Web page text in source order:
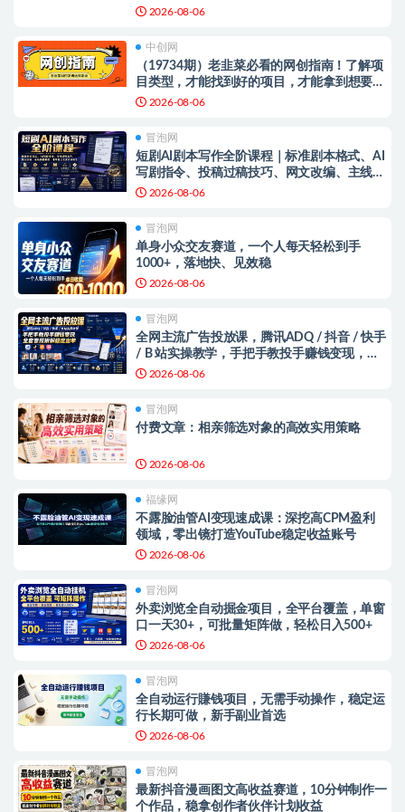
零风险长期做
2026-08-06
中创网
（19734期）老韭菜必看的网创指南！了解项
目类型，才能找到好的项目，才能拿到想要的
结果2026-08-06
冒泡网
短剧AI剧本写作全阶课程｜标准剧本格式、AI
写剧指令、投稿过稿技巧、网文改编、主线剧
情把控、审稿避坑全套实操教学
2026-08-06
冒泡网
单身小众交友赛道，一个人每天轻松到手
1000+，落地快、见效稳
2026-08-06
冒泡网
全网主流广告投放课，腾讯ADQ / 抖音 / 快手
/ B 站实操教学，手把手教投手赚钱变现，全
套变现拆解稳定出单
2026-08-06
冒泡网
付费文章：相亲筛选对象的高效实用策略
2026-08-06
福缘网
不露脸油管AI变现速成课：深挖高CPM盈利
领域，零出镜打造YouTube稳定收益账号
2026-08-06
冒泡网
外卖浏览全自动掘金项目，全平台覆盖，单窗
口一天30+，可批量矩阵做，轻松日入500+
2026-08-06
冒泡网
全自动运行賺钱项目，无需手动操作，稳定运
行长期可做，新手副业首选
2026-08-06
冒泡网
最新抖音漫画图文高收益赛道，10分钟制作一
个作品，稳拿创作者伙伴计划收益